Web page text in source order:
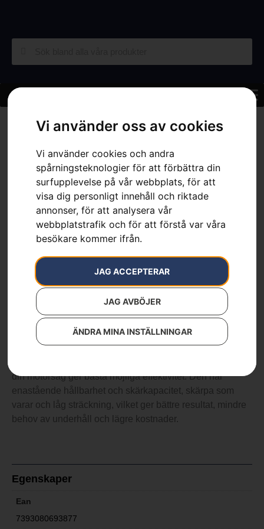
Vi använder oss av cookies
Vi använder cookies och andra
spårningsteknologier för att förbättra din
surfupplevelse på vår webbplats, för att
visa dig personligt innehåll och riktade
annonser, för att analysera vår
webbplatstrafik och för att förstå var våra
besökare kommer ifrån.
JAG ACCEPTERAR
JAG AVBÖJER
ÄNDRA MINA INSTÄLLNINGAR
» Sortiment »Skog Motorsågskedjor
Kedja X-CUT C85, 16″
Kedja X-CUT C85, 16″
Artikelnummer: 581626660
Varumärke:Husqvarna
359kr
C85 / 60 dl / 3/8″ / 1,5 mm
Husqvarna tillverkar en avancerad, högpresterande
din motorsåg ger bästa möjliga effektivitet. Den har
enastående hållbarhet och skärkapacitet, skärpa som
varar och låg sträckning, vilket ger bättre resultat, mindre
behov av underhåll och lägre kostnader.
Egenskaper
Ean
7393080693877